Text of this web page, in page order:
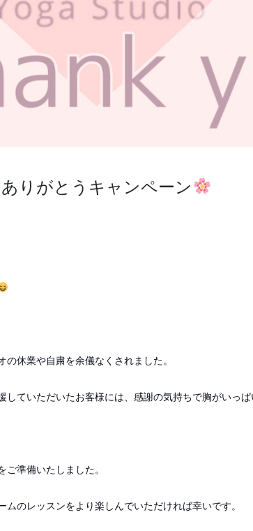
ありがとうキャンペーン
休業や自粛を余儀なくされました。
ていただいたお客様には、感謝の気持ちで胸がいっ
準備いたしました。
のレッスンをより楽しんでいただければ幸いです。